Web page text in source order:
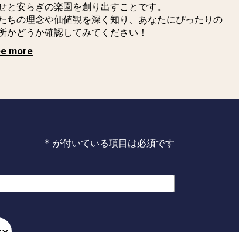
と安らぎの楽園を創り出すことです。
ちの理念や価値観を深く知り、あなたにぴったりの
かどうか確認してみてください！
more
* が付いている項目は必須です